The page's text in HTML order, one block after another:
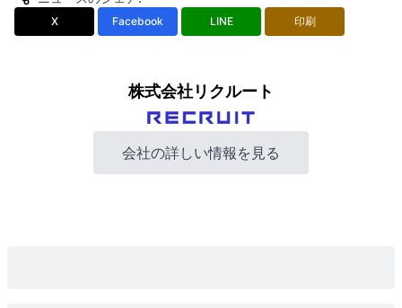
X Facebook LINE 印刷
株式会社リクルート
会社の詳しい情報を見る